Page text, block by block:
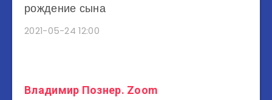
Владимир Познер. Zoom
рождение сына
2021-05-24 12:00